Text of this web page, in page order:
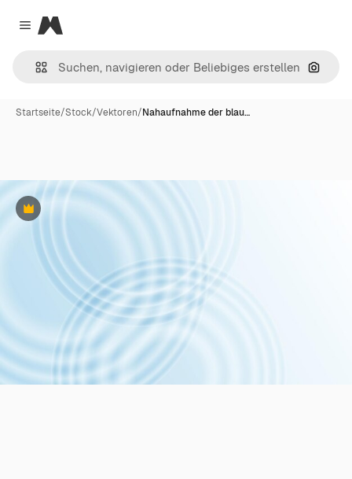
Close menu
Magnific
Nach
Startseite/Stock/Vektoren/Nahaufnahme der blau…
Premium